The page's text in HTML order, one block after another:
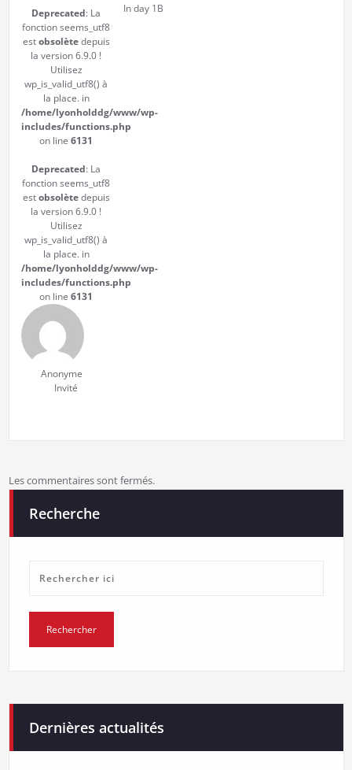
Deprecated: La
fonction seems_utf8
estobsolètedepuis
la version 6.9.0 !
Utilisez
wp_is_valid_utf8() à
la place. in
/home/lyonholddg/www/wp-
includes/functions.php
on line 6131
Deprecated: La
fonction seems_utf8
estobsolètedepuis
la version 6.9.0 !
Utilisez
wp_is_valid_utf8() à
la place. in
/home/lyonholddg/www/wp-
includes/functions.php
on line 6131
Anonyme
Invité
In day 1B
Les commentaires sont fermés.
Recherche
Dernières actualités